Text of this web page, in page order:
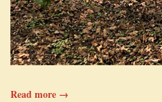
Read more →